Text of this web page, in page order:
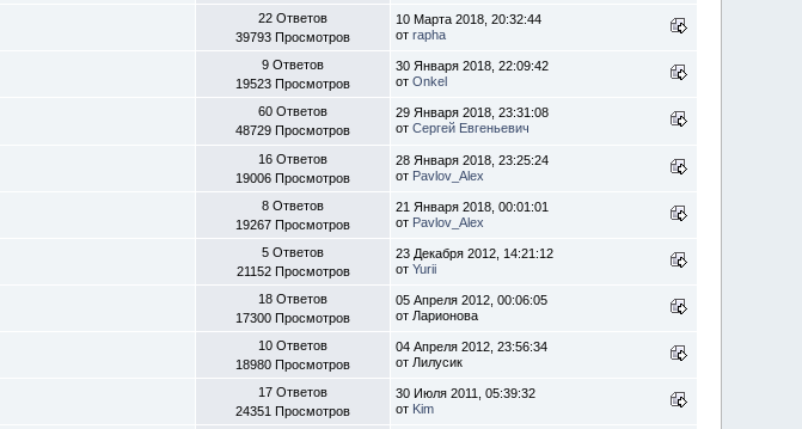
22 Ответов
39793 Просмотров
10 Марта 2018, 20:32:44
отrapha
9 Ответов
19523 Просмотров
30 Января 2018, 22:09:42
отOnkel
60 Ответов
48729 Просмотров
29 Января 2018, 23:31:08
отСергей Евгеньевич
16 Ответов
19006 Просмотров
28 Января 2018, 23:25:24
от Pavlov_Alex
8 Ответов
19267 Просмотров
21 Января 2018, 00:01:01
от Pavlov_Alex
5 Ответов
21152 Просмотров
23 Декабря 2012, 14:21:12
отYurii
18 Ответов
17300 Просмотров
05 Апреля 2012, 00:06:05
от Ларионова
10 Ответов
18980 Просмотров
04 Апреля 2012, 23:56:34
от Лилусик
17 Ответов
24351 Просмотров
30 Июля 2011, 05:39:32
от Kim